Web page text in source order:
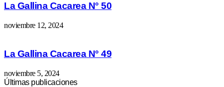
La Gallina Cacarea N° 50
noviembre 12, 2024
La Gallina Cacarea N° 49
noviembre 5, 2024
Últimas publicaciones